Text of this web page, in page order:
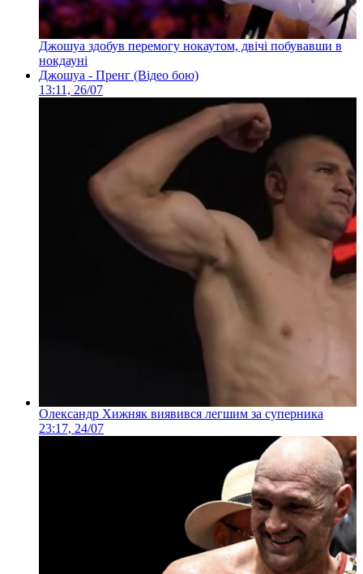
Джошуа здобув перемогу нокаутом, двічі побувавши в
нокдауні
Джошуа - Пренг (Відео бою)
13:11, 26/07
Олександр Хижняк виявився легшим за суперника
23:17, 24/07